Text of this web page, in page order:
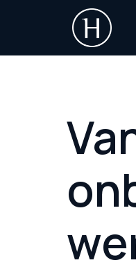
Homepagina